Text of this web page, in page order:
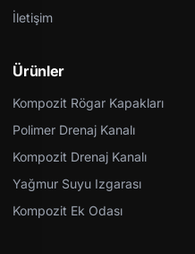
İletişim
Ürünler
Kompozit Rögar Kapakları
Polimer Drenaj Kanalı
Kompozit Drenaj Kanalı
Yağmur Suyu Izgarası
Kompozit Ek Odası